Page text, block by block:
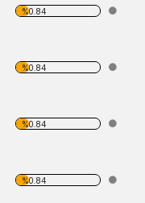
%0.84
%0.84
%0.84
%0.84